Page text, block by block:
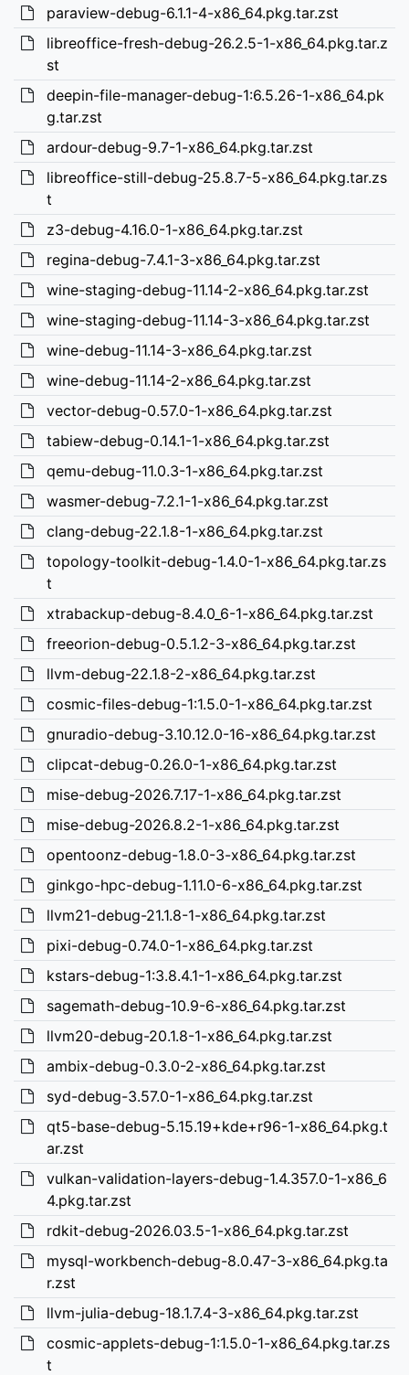
paraview-debug-6.1.1-4-x86_64.pkg.tar.zst
libreoffice-fresh-debug-26.2.5-1-x86_64.pkg.tar.z
st
deepin-file-manager-debug-1:6.5.26-1-x86_64.pk
g.tar.zst
ardour-debug-9.7-1-x86_64.pkg.tar.zst
libreoffice-still-debug-25.8.7-5-x86_64.pkg.tar.zs
t
z3-debug-4.16.0-1-x86_64.pkg.tar.zst
regina-debug-7.4.1-3-x86_64.pkg.tar.zst
wine-staging-debug-11.14-2-x86_64.pkg.tar.zst
wine-staging-debug-11.14-3-x86_64.pkg.tar.zst
wine-debug-11.14-3-x86_64.pkg.tar.zst
wine-debug-11.14-2-x86_64.pkg.tar.zst
vector-debug-0.57.0-1-x86_64.pkg.tar.zst
tabiew-debug-0.14.1-1-x86_64.pkg.tar.zst
qemu-debug-11.0.3-1-x86_64.pkg.tar.zst
wasmer-debug-7.2.1-1-x86_64.pkg.tar.zst
clang-debug-22.1.8-1-x86_64.pkg.tar.zst
topology-toolkit-debug-1.4.0-1-x86_64.pkg.tar.zs
t
xtrabackup-debug-8.4.0_6-1-x86_64.pkg.tar.zst
freeorion-debug-0.5.1.2-3-x86_64.pkg.tar.zst
llvm-debug-22.1.8-2-x86_64.pkg.tar.zst
cosmic-files-debug-1:1.5.0-1-x86_64.pkg.tar.zst
gnuradio-debug-3.10.12.0-16-x86_64.pkg.tar.zst
clipcat-debug-0.26.0-1-x86_64.pkg.tar.zst
mise-debug-2026.7.17-1-x86_64.pkg.tar.zst
mise-debug-2026.8.2-1-x86_64.pkg.tar.zst
opentoonz-debug-1.8.0-3-x86_64.pkg.tar.zst
ginkgo-hpc-debug-1.11.0-6-x86_64.pkg.tar.zst
llvm21-debug-21.1.8-1-x86_64.pkg.tar.zst
pixi-debug-0.74.0-1-x86_64.pkg.tar.zst
kstars-debug-1:3.8.4.1-1-x86_64.pkg.tar.zst
sagemath-debug-10.9-6-x86_64.pkg.tar.zst
llvm20-debug-20.1.8-1-x86_64.pkg.tar.zst
ambix-debug-0.3.0-2-x86_64.pkg.tar.zst
syd-debug-3.57.0-1-x86_64.pkg.tar.zst
qt5-base-debug-5.15.19+kde+r96-1-x86_64.pkg.t
ar.zst
vulkan-validation-layers-debug-1.4.357.0-1-x86_6
4.pkg.tar.zst
rdkit-debug-2026.03.5-1-x86_64.pkg.tar.zst
mysql-workbench-debug-8.0.47-3-x86_64.pkg.ta
r.zst
llvm-julia-debug-18.1.7.4-3-x86_64.pkg.tar.zst
cosmic-applets-debug-1:1.5.0-1-x86_64.pkg.tar.zs
t